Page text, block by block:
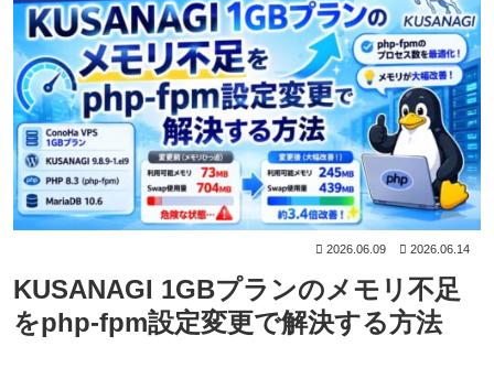
2026.06.09 2026.06.14
KUSANAGI 1GBプランのメモリ不足
をphp-fpm設定変更で解決する方法